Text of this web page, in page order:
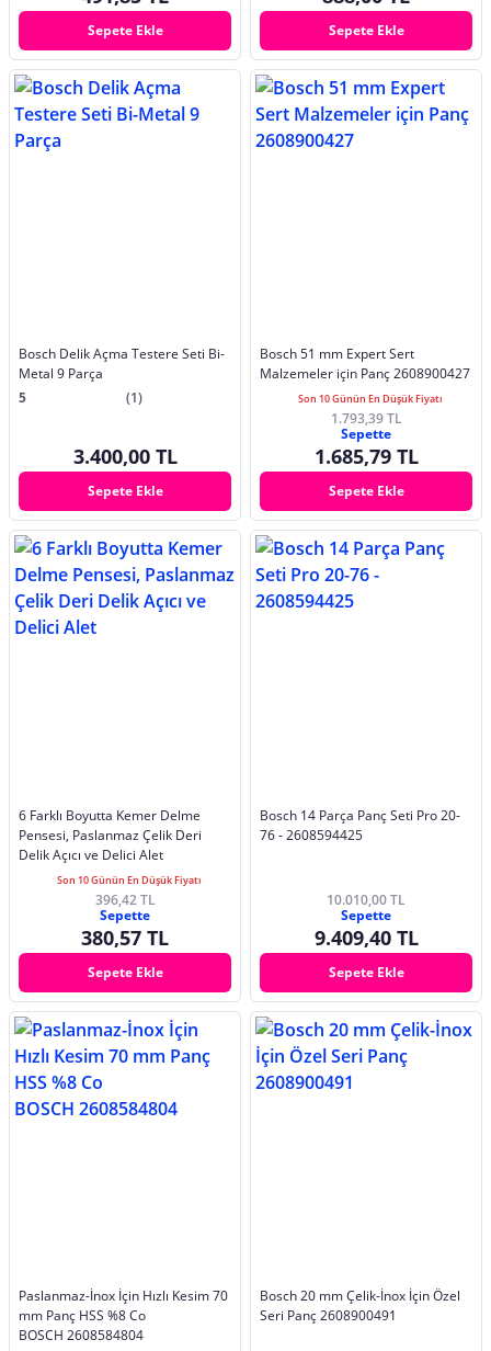
Sepete Ekle Sepete Ekle
Bosch Delik Açma Testere Seti Bi-
Metal 9 Parça
5
(1)
3.400,00 TL
Sepete Ekle
Bosch 51 mm Expert Sert
Malzemeler için Panç 2608900427
Son 10 Günün En Düşük Fiyatı
1.793,39 TL
Sepette
1.685,79 TL
Sepete Ekle
6 Farklı Boyutta Kemer Delme
Pensesi, Paslanmaz Çelik Deri
Delik Açıcı ve Delici Alet
Son 10 Günün En Düşük Fiyatı
396,42 TL
Sepette
380,57 TL
Sepete Ekle
Bosch 14 Parça Panç Seti Pro 20-
76 - 2608594425
10.010,00 TL
Sepette
9.409,40 TL
Sepete Ekle
Paslanmaz-İnox İçin Hızlı Kesim 70
mm Panç HSS %8 Co
BOSCH 2608584804
Bosch 20 mm Çelik-İnox İçin Özel
Seri Panç 2608900491